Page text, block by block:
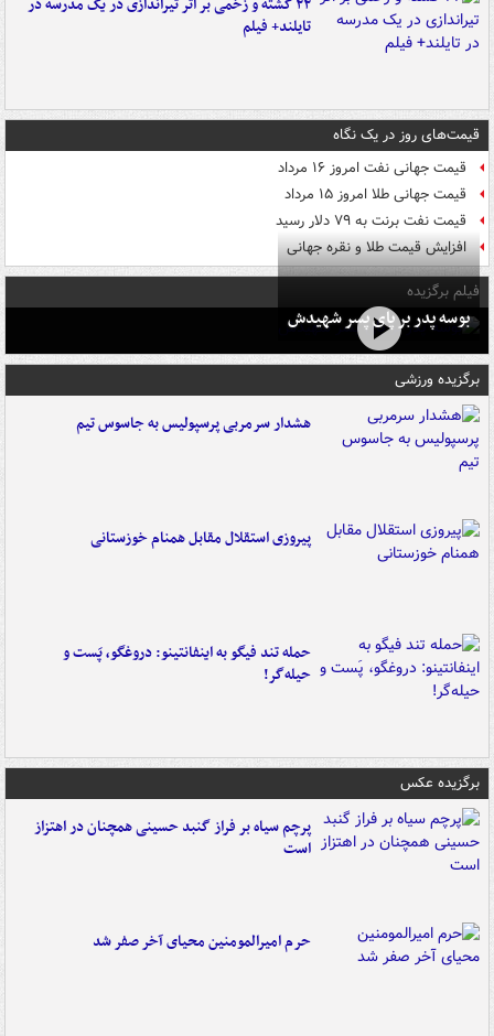
۲۲ کشته و زخمی بر اثر تیراندازی در یک مدرسه در
تایلند+ فیلم
قیمت‌های روز در یک نگاه
قیمت جهانی نفت امروز ۱۶ مرداد
قیمت جهانی طلا امروز ۱۵ مرداد
قیمت نفت برنت به ۷۹ دلار رسید
افزایش قیمت طلا و نقره جهانی
فیلم برگزیده
بوسه‌ پدر بر پای پسر شهیدش
برگزیده ورزشی
هشدار سرمربی پرسپولیس به جاسوس تیم
پیروزی استقلال مقابل همنام خوزستانی
حمله تند فیگو به اینفانتینو: دروغگو، پَست‌ و
حیله‌گر!
برگزیده عکس
پرچم سیاه بر فراز گنبد حسینی همچنان در اهتزاز
است
حرم امیرالمومنین محیای آخر صفر شد